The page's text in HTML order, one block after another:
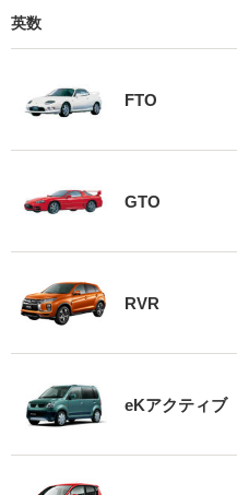
英数
FTO
GTO
RVR
eKアクティブ